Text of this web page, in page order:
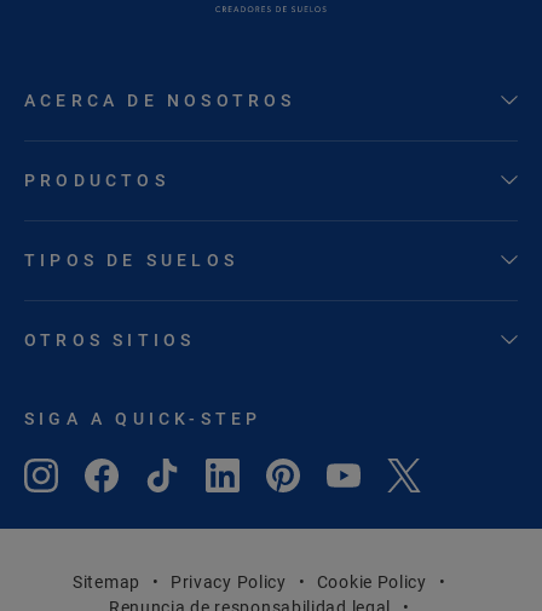
ACERCA DE NOSOTROS
PRODUCTOS
TIPOS DE SUELOS
OTROS SITIOS
SIGA A QUICK-STEP
Sitemap Privacy Policy
Cookie Policy